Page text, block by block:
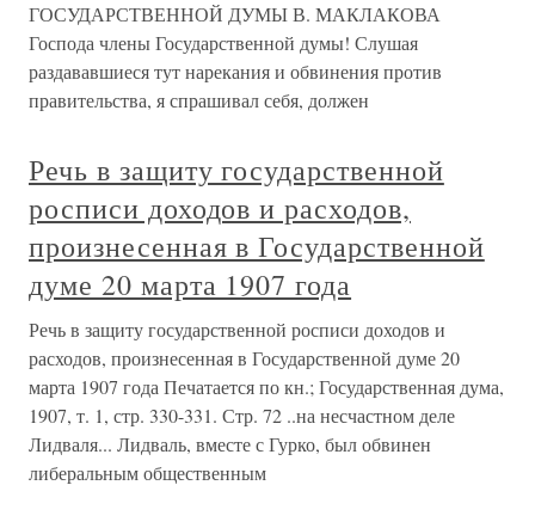
ГОСУДАРСТВЕННОЙ ДУМЫ В. МАКЛАКОВА
Господа члены Государственной думы! Слушая
раздававшиеся тут нарекания и обвинения против
правительства, я спрашивал себя, должен
Речь в защиту государственной
росписи доходов и расходов,
произнесенная в Государственной
думе 20 марта 1907 года
Речь в защиту государственной росписи доходов и
расходов, произнесенная в Государственной думе 20
марта 1907 года Печатается по кн.; Государственная дума,
1907, т. 1, стр. 330-331. Стр. 72 ..на несчастном деле
Лидваля... Лидваль, вместе с Гурко, был обвинен
либеральным общественным